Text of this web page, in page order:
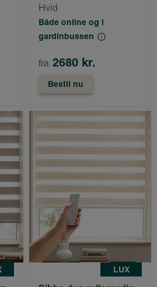
Hvid
Både online og i
gardinbussen
fra 2680 kr.
Bestil nu
LUX